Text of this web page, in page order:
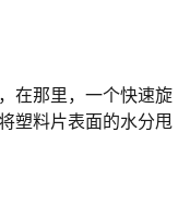
在那里，一个快速旋
塑料片表面的水分甩